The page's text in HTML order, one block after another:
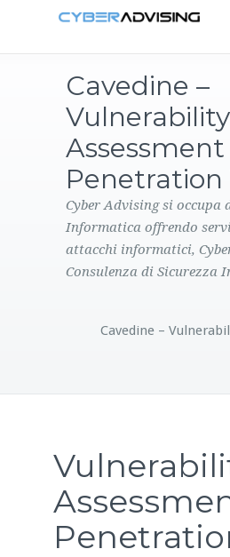
PRODOTTI
CONTATTI
Cavedine –
Vulnerability
Assessment
Penetration
Cyber Advising si occupa
Informatica offrendo
attacchi informatici,
Consulenza di Sicurezza
Cavedine –